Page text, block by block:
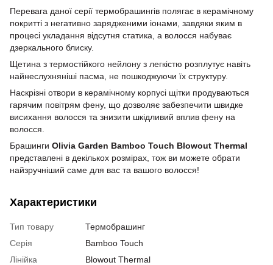
Перевага даної серії термобрашингів полягає в керамічному
покритті з негативно зарядженими іонами, завдяки яким в
процесі укладання відсутня статика, а волосся набуває
дзеркального блиску.
Щетина з термостійкого нейлону з легкістю розплутує навіть
найнеслухняніші пасма, не пошкоджуючи їх структуру.
Наскрізні отвори в керамічному корпусі щітки продуваються
гарячим повітрям фену, що дозволяє забезпечити швидке
висихання волосся та знизити шкідливий вплив фену на
волосся.
Брашинги Olivia Garden Bamboo Touch Blowout Thermal
представлені в декількох розмірах, тож ви можете обрати
найзручніший саме для вас та вашого волосся!
Характеристики
Тип товару
Термобрашинг
Серія
Bamboo Touch
Лінійка
Blowout Thermal